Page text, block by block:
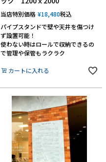
当店特別価格 ¥18,480税込
パイプスタンドで壁や天井を傷つけ
ず設置可能！
使わない時はロールで収納できるの
で管理や保管もラクラク
カートに入れる